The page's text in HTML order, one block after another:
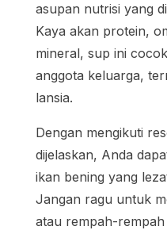
asupan nutrisi yang
Kaya akan protein,
mineral, sup ini
anggota keluarga,
lansia.
Dengan mengikuti
dijelaskan, Anda
ikan bening yang
Jangan ragu untuk
atau rempah-